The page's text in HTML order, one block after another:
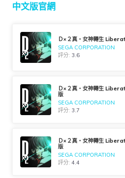
中文版官網
Ｄ×２真・女神轉生
SEGA CORPORATION
評分: 3.6
Ｄ×２真・女神轉生
版
SEGA CORPORATION
評分: 3.7
Ｄ×２真・女神轉生
版
SEGA CORPORATION
評分:4.4